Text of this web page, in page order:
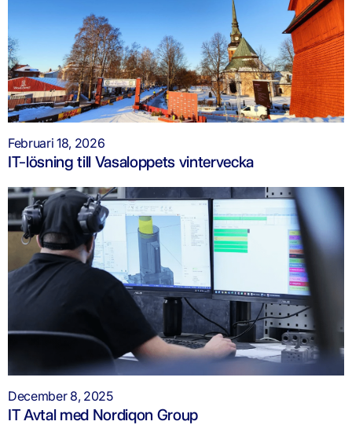
Februari 18, 2026
IT-lösning till Vasaloppets vintervecka
December 8, 2025
IT Avtal med Nordiqon Group